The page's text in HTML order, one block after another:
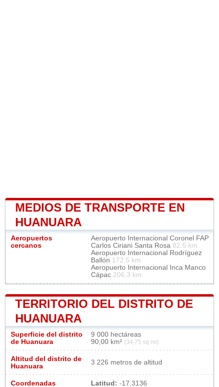
MEDIOS DE TRANSPORTE EN
HUANUARA
Aeropuertos
cercanos
Aeropuerto Internacional Coronel FAP
Carlos Ciriani Santa Rosa 82.5 km
Aeropuerto Internacional Rodríguez
Ballón 172.5 km
Aeropuerto Internacional Inca Manco
Cápac 206.3 km
TERRITORIO DEL DISTRITO DE
HUANUARA
Superficie del distrito
de Huanuara
9 000 hectáreas
90,00 km² (34,75 sq mi)
Altitud del distrito de
Huanuara
3 226 metros de altitud
Coordenadas
Latitud: -17.3136